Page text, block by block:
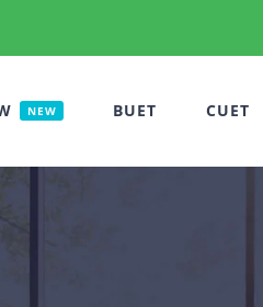
NEW BUET CUET